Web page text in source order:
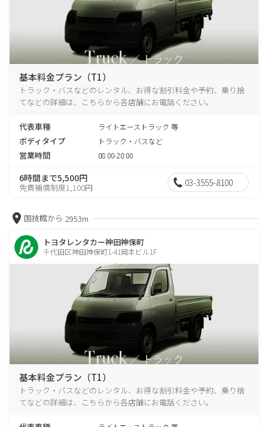
基本料金プラン（T1）
トラック・バスなどのレンタル、お得な割引料金や予約、乗り捨
てなどの詳細は、こちらから各店舗にお電話ください。
代表車種 ライトエーストラック 等
ボディタイプ トラック・バスなど
営業時間 08:00-20:00
6時間まで5,500円
免責補償制度1,100円 03-3555-8100
国技館から 2953m
トヨタレンタカー神田神保町
千代田区神田神保町1-41岡本ビル1F
基本料金プラン（T1）
トラック・バスなどのレンタル、お得な割引料金や予約、乗り捨
てなどの詳細は、こちらから各店舗にお電話ください。